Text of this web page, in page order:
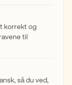
korrekt og
til
så du ved,